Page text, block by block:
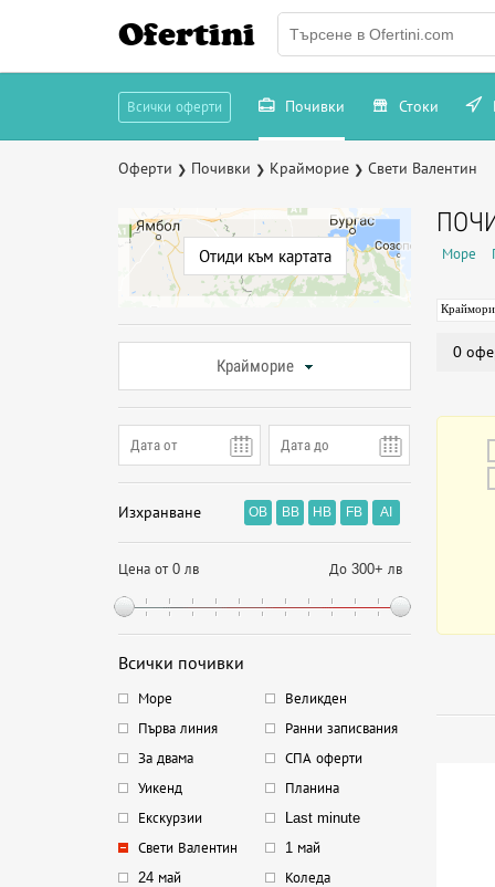
Ofertini
Всички оферти Почивки Стоки
Оферти ❯ Почивки ❯ Крайморие ❯ Свети Валентин
Отиди към картата
Крайморие
Изхранване OB BB HB FB AI
Цена от 0 лв До 300+ лв
Всички почивки
Море
Великден
Първа линия
Ранни записвания
За двама
СПА оферти
Уикенд
Планина
Екскурзии
Last minute
Свети Валентин
1 май
24 май
Коледа
Море
0